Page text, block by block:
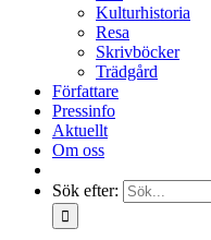
Kulturhistoria
Resa
Skrivböcker
Trädgård
Författare
Pressinfo
Aktuellt
Om oss
Sök efter: